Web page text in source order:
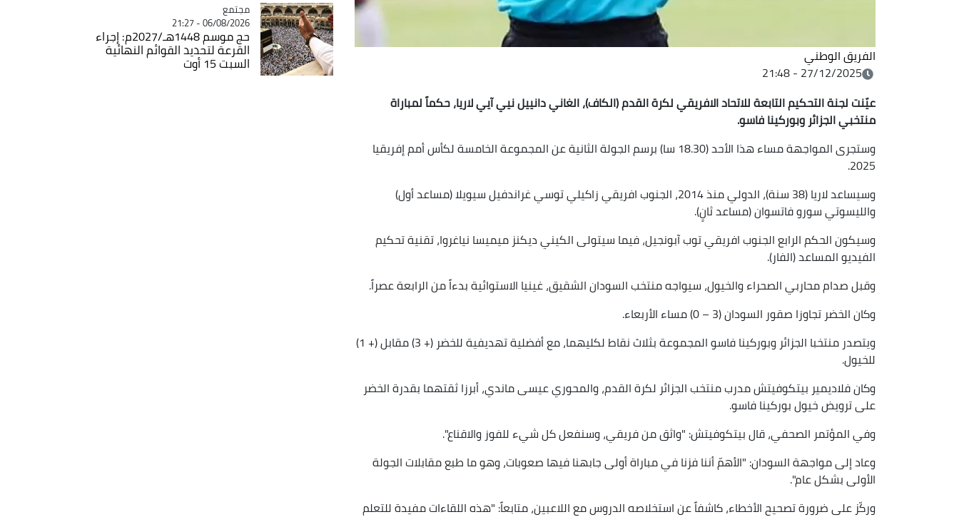
الفريق الوطني
27/12/2025 - 21:48
عيّنت لجنة التحكيم التابعة للاتحاد الافريقي لكرة القدم (الكاف)، الغاني دانييل نيي آيي لاريا، حكماً لمباراة
منتخبي الجزائر وبوركينا فاسو.
وستجرى المواجهة مساء هذا الأحد (18.30 سا) برسم الجولة الثانية عن المجموعة الخامسة لكأس أمم إفريقيا
2025.
وسيساعد لاريا (38 سنة)، الدولي منذ 2014، الجنوب افريقي زاكيلي توسي غراندفيل سيويلا (مساعد أول)
والليسوتي سورو فاتسوان (مساعد ثانٍ).
وسيكون الحكم الرابع الجنوب افريقي توب آبونجيل، فيما سيتولى الكيني ديكنز ميميسا نياغروا، تقنية تحكيم
الفيديو المساعد (الفار).
وقبل صدام محاربي الصحراء والخيول، سيواجه منتخب السودان الشقيق، غينيا الاستوائية بدءاً من الرابعة عصراً.
وكان الخضر تجاوزا صقور السودان (3 – 0) مساء الأربعاء.
ويتصدر منتخبا الجزائر وبوركينا فاسو المجموعة بثلاث نقاط لكليهما، مع أفضلية تهديفية للخضر (+ 3) مقابل (+ 1)
للخيول.
وكان فلاديمير بيتكوفيتش مدرب منتخب الجزائر لكرة القدم، والمحوري عيسى ماندي، أبرزا ثقتهما بقدرة الخضر
على ترويض خيول بوركينا فاسو.
وفي المؤتمر الصحفي، قال بيتكوفيتش: "واثق من فريقي، وسنفعل كل شيء للفوز والاقناع".
وعاد إلى مواجهة السودان: "الأهمّ أننا فزنا في مباراة أولى جابهنا فيها صعوبات، وهو ما طبع مقابلات الجولة
الأولى بشكل عام".
وركّز على ضرورة تصحيح الأخطاء، كاشفاً عن استخلاصه الدروس مع اللاعبين، متابعاً: "هذه اللقاءات مفيدة للتعلم
Catégorie
مجتمع
06/08/2026 - 21:27
حج موسم 1448هـ/2027م: إجراء
القرعة لتحديد القوائم النهائية
السبت 15 أوت